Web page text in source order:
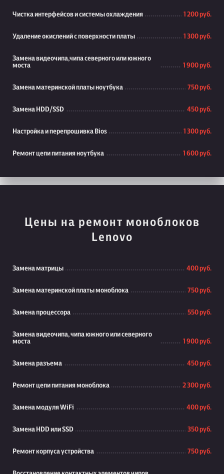
Чистка интерфейсов и системы охлаждения 1 200 руб.
Удаление окислений с поверхности платы 1 300 руб.
Замена видеочипа,чипа северного или южного
моста
1 900 руб.
Замена материнской платы ноутбука 750 руб.
Замена HDD/SSD 450 руб.
Настройка и перепрошивка Bios 1 300 руб.
Ремонт цепи питания ноутбука 1 600 руб.
Цены на ремонт моноблоков
Lenovo
Замена матрицы 400 руб.
Замена материнской платы моноблока 750 руб.
Замена процессора 550 руб.
Замена видеочипа, чипа южного или северного
моста
1 900 руб.
Замена разъема 450 руб.
Ремонт цепи питания моноблока 2 300 руб.
Замена модуля WiFi 400 руб.
Замена HDD или SSD 350 руб.
Ремонт корпуса устройства 750 руб.